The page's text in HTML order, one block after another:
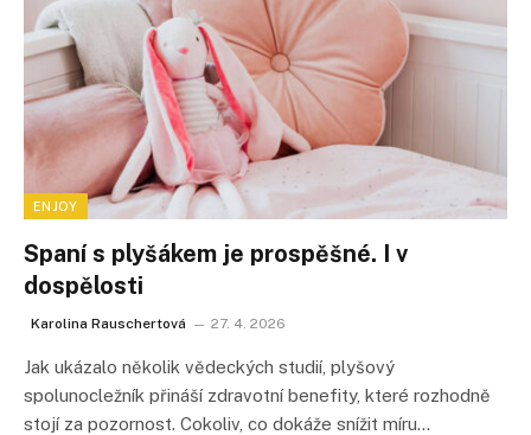
ENJOY
Spaní s plyšákem je prospěšné. I v
dospělosti
Karolina Rauschertová 27. 4. 2026
Jak ukázalo několik vědeckých studií, plyšový
spolunocležník přináší zdravotní benefity, které rozhodně
stojí za pozornost. Cokoliv, co dokáže snížit míru…